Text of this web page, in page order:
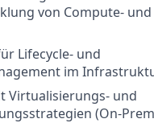
von Compute-
Lifecycle- und
im
Virtualisierungs- und
(On-